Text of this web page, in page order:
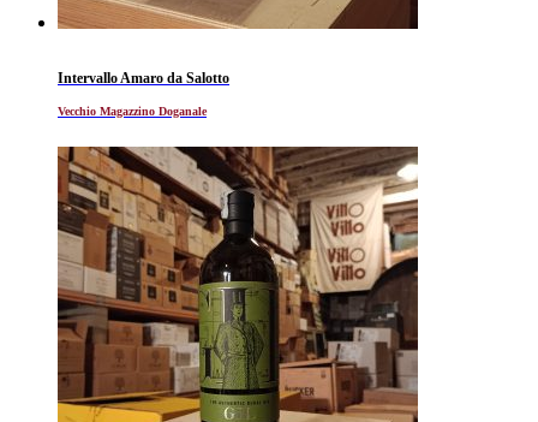
Intervallo Amaro da Salotto
Vecchio Magazzino Doganale